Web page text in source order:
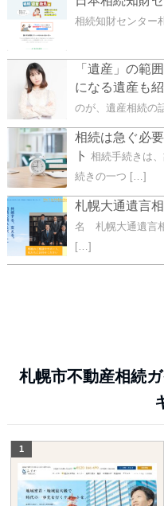
相続知財センタ
「遺産」の範
になる遺産も
のが、遺産相続の
相続は急ぐ必
ト 相続手続きは
続きの一つ […]
札幌大通遺言
名 札幌大通遺言
[…]
札幌市不動産相続